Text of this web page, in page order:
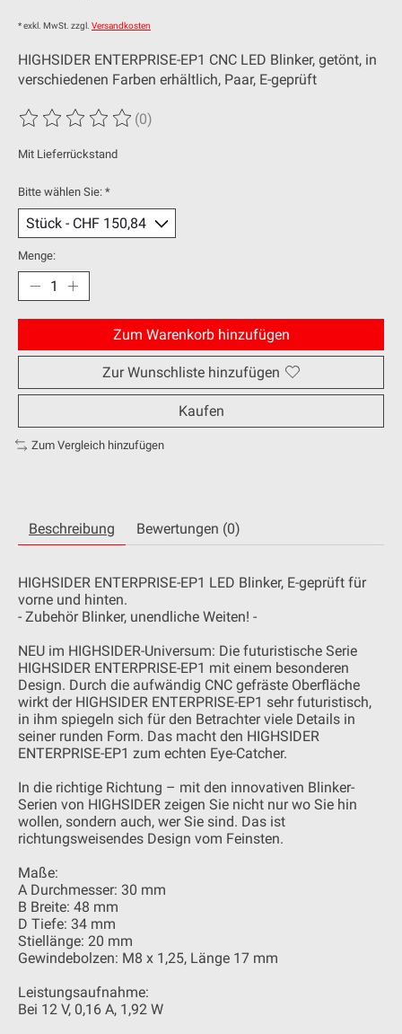
* exkl. MwSt. zzgl. Versandkosten
HIGHSIDER ENTERPRISE-EP1 CNC LED Blinker, getönt, in
verschiedenen Farben erhältlich, Paar, E-geprüft
Die Bewertung dieses Produkts ist
(0)
Mit Lieferrückstand
Bitte wählen Sie: *
Menge:
Zum Warenkorb hinzufügen
Zur Wunschliste hinzufügen
Kaufen
Zum Vergleich hinzufügen
Beschreibung Bewertungen (0)
HIGHSIDER ENTERPRISE-EP1 LED Blinker, E-geprüft für
vorne und hinten.
- Zubehör Blinker, unendliche Weiten! -
NEU im HIGHSIDER-Universum: Die futuristische Serie
HIGHSIDER ENTERPRISE-EP1 mit einem besonderen
Design. Durch die aufwändig CNC gefräste Oberfläche
wirkt der HIGHSIDER ENTERPRISE-EP1 sehr futuristisch,
in ihm spiegeln sich für den Betrachter viele Details in
seiner runden Form. Das macht den HIGHSIDER
ENTERPRISE-EP1 zum echten Eye-Catcher.
In die richtige Richtung – mit den innovativen Blinker-
Serien von HIGHSIDER zeigen Sie nicht nur wo Sie hin
wollen, sondern auch, wer Sie sind. Das ist
richtungsweisendes Design vom Feinsten.
Maße:
A Durchmesser: 30 mm
B Breite: 48 mm
D Tiefe: 34 mm
Stiellänge: 20 mm
Gewindebolzen: M8 x 1,25, Länge 17 mm
Leistungsaufnahme:
Bei 12 V, 0,16 A, 1,92 W